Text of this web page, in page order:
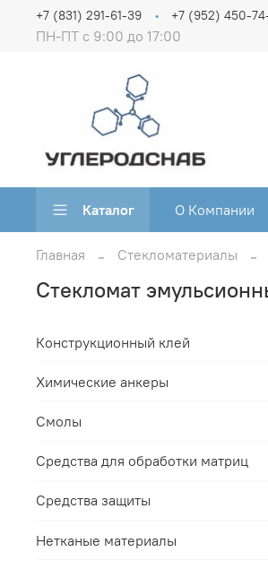
ПН-ПТ с 9:00 до 17:00
+7 (831) 291-61-39 +7 (952) 450-
Каталог О Компании
Главная Стекломатериалы
Стекломат
Конструкционный клей
Химические анкеры
Смолы
Средства для обработки матриц
Средства защиты
Нетканые материалы